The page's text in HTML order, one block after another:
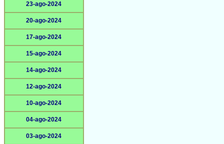
23-ago-2024
20-ago-2024
17-ago-2024
15-ago-2024
14-ago-2024
12-ago-2024
10-ago-2024
04-ago-2024
03-ago-2024